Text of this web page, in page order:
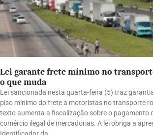
Lei garante frete mínimo no
o que muda
Lei sancionada nesta quarta-feira (5) traz
piso mínimo do frete a motoristas no transporte
texto aumenta a fiscalização sobre o pagamento
comércio ilegal de mercadorias. A lei obriga a